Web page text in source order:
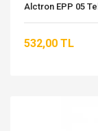
Alctron EPP 05
532,00 TL